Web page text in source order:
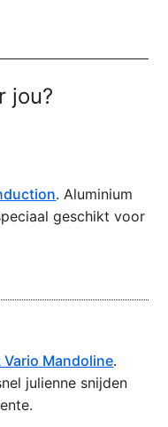
jou?
. Aluminium
geschikt voor
Vario Mandoline.
julienne snijden